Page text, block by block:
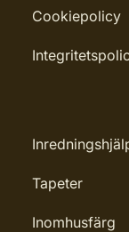
Cookiepolicy
Tapeter
Inomhusfärg